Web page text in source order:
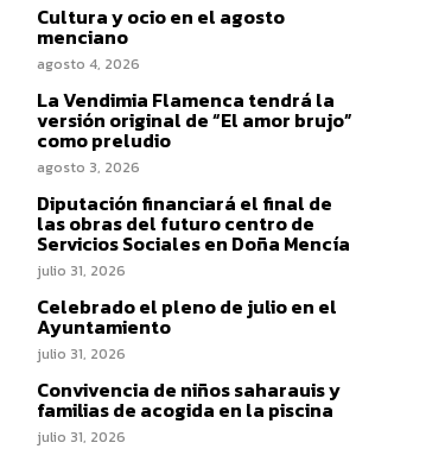
Cultura y ocio en el agosto
menciano
agosto 4, 2026
La Vendimia Flamenca tendrá la
versión original de “El amor brujo”
como preludio
agosto 3, 2026
Diputación financiará el final de
las obras del futuro centro de
Servicios Sociales en Doña Mencía
julio 31, 2026
Celebrado el pleno de julio en el
Ayuntamiento
julio 31, 2026
Convivencia de niños saharauis y
familias de acogida en la piscina
julio 31, 2026